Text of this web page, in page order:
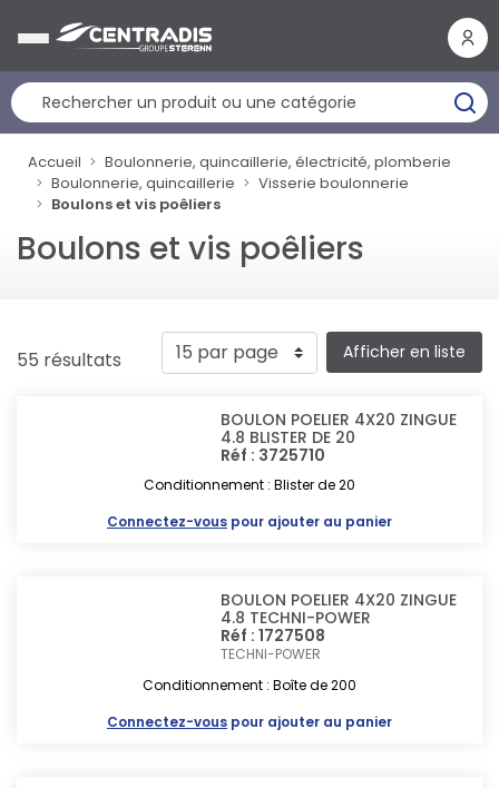
Accueil
Boulonnerie, quincaillerie, électricité, plomberie
Boulonnerie, quincaillerie
Visserie boulonnerie
Boulons et vis poêliers
Boulons et vis poêliers
55 résultats Afficher en liste
BOULON POELIER 4X20 ZINGUE
4.8 BLISTER DE 20
Réf : 3725710
Conditionnement : Blister de 20
Connectez-vous pour ajouter au panier
BOULON POELIER 4X20 ZINGUE
4.8 TECHNI-POWER
Réf : 1727508
TECHNI-POWER
Conditionnement : Boîte de 200
Connectez-vous pour ajouter au panier